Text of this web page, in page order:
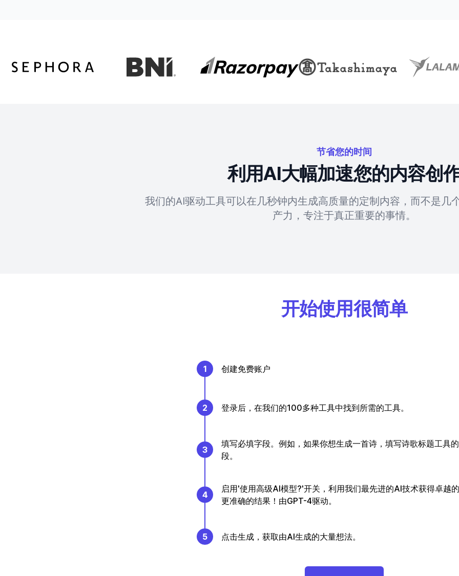
节省您的时间
利用AI大幅加速您的内容创
我们的AI驱动工具可以在几秒钟内生成高质量的定制内容，而不是几
产力，专注于真正重要的事情。
开始使用很简单
1 创建免费账户
2 登录后，在我们的100多种工具中找到所需的工具。
3
填写必填字段。例如，如果你想生成一首诗，填写诗歌标题工具
段。
4
启用'使用高级AI模型?'开关，利用我们最先进的AI技术获得卓越
更准确的结果！由GPT-4驱动。
5 点击生成，获取由AI生成的大量想法。